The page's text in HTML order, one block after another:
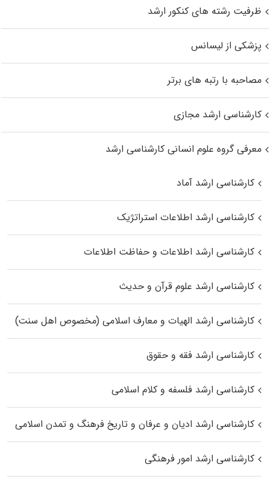
ظرفیت رشته های کنکور ارشد
پزشکی از لیسانس
مصاحبه با رتبه های برتر
کارشناسی ارشد مجازی
معرفی گروه علوم انسانی کارشناسی ارشد
کارشناسی ارشد آماد
کارشناسی ارشد اطلاعات استراتژیک
کارشناسی ارشد اطلاعات و حفاظت اطلاعات
کارشناسی ارشد علوم قرآن و حدیث
کارشناسی ارشد الهیات و معارف اسلامی (مخصوص اهل سنت)
کارشناسی ارشد فقه و حقوق
کارشناسی ارشد فلسفه و کلام اسلامی
کارشناسی ارشد ادیان و عرفان و تاریخ فرهنگ و تمدن اسلامی
کارشناسی ارشد امور فرهنگی